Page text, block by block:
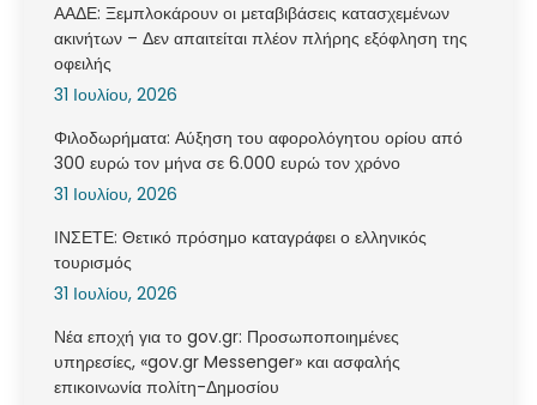
ΑΑΔΕ: Ξεμπλοκάρουν οι μεταβιβάσεις κατασχεμένων
ακινήτων – Δεν απαιτείται πλέον πλήρης εξόφληση της
οφειλής
31 Ιουλίου, 2026
Φιλοδωρήματα: Αύξηση του αφορολόγητου ορίου από
300 ευρώ τον μήνα σε 6.000 ευρώ τον χρόνο
31 Ιουλίου, 2026
ΙΝΣΕΤΕ: Θετικό πρόσημο καταγράφει ο ελληνικός
τουρισμός
31 Ιουλίου, 2026
Νέα εποχή για το gov.gr: Προσωποποιημένες
υπηρεσίες, «gov.gr Messenger» και ασφαλής
επικοινωνία πολίτη-Δημοσίου